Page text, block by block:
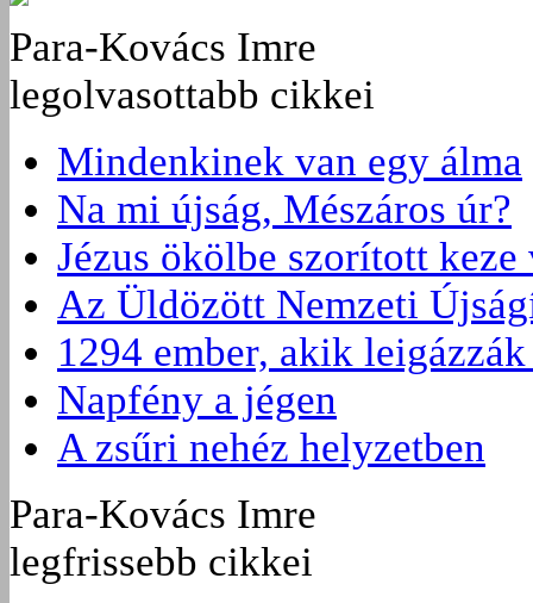
Para-Kovács Imre
legolvasottabb cikkei
Mindenkinek van egy álma
Na mi újság, Mészáros úr?
Jézus ökölbe szorított keze
Az Üldözött Nemzeti
1294 ember, akik
Napfény a jégen
A zsűri nehéz helyzetben
Para-Kovács Imre
legfrissebb cikkei